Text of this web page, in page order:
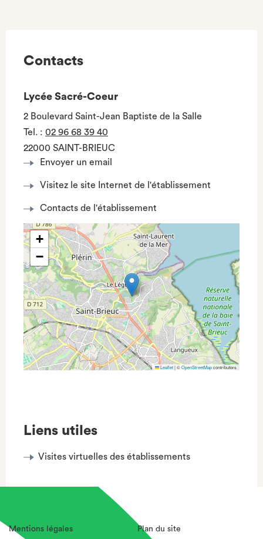
Contacts
Lycée Sacré-Coeur
2 Boulevard Saint-Jean Baptiste de la Salle
Tel. : 02 96 68 39 40
22000 SAINT-BRIEUC
Envoyer un email
Visitez le site Internet de l'établissement
Contacts de l'établissement
+
−
Leaflet|©OpenStreetMapcontributors
Liens utiles
Visites virtuelles des établissements
Mentions légales Plan du site